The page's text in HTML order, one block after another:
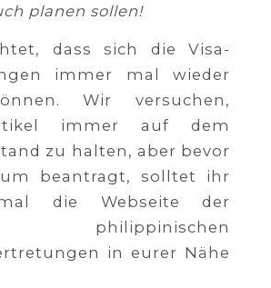
planen sollen!
dass sich die Visa-
immer mal wieder
Wir versuchen,
immer auf dem
zu halten, aber bevor
beantragt, solltet ihr
die Webseite der
philippinischen
in eurer Nähe